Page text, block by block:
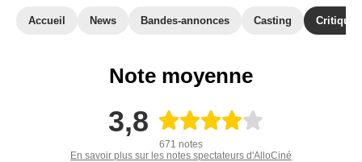
Accueil News Bandes-annonces Casting
Note moyenne
3,8
671 notes
En savoir plus sur les notes spectateurs d'AlloCiné